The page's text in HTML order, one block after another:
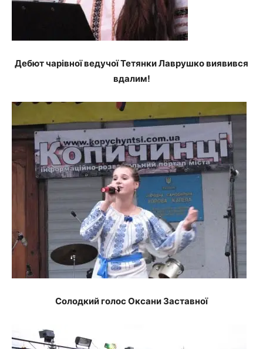
Дебют чарівної ведучої Тетянки Лаврушко виявився
вдалим!
Солодкий голос Оксани Заставної